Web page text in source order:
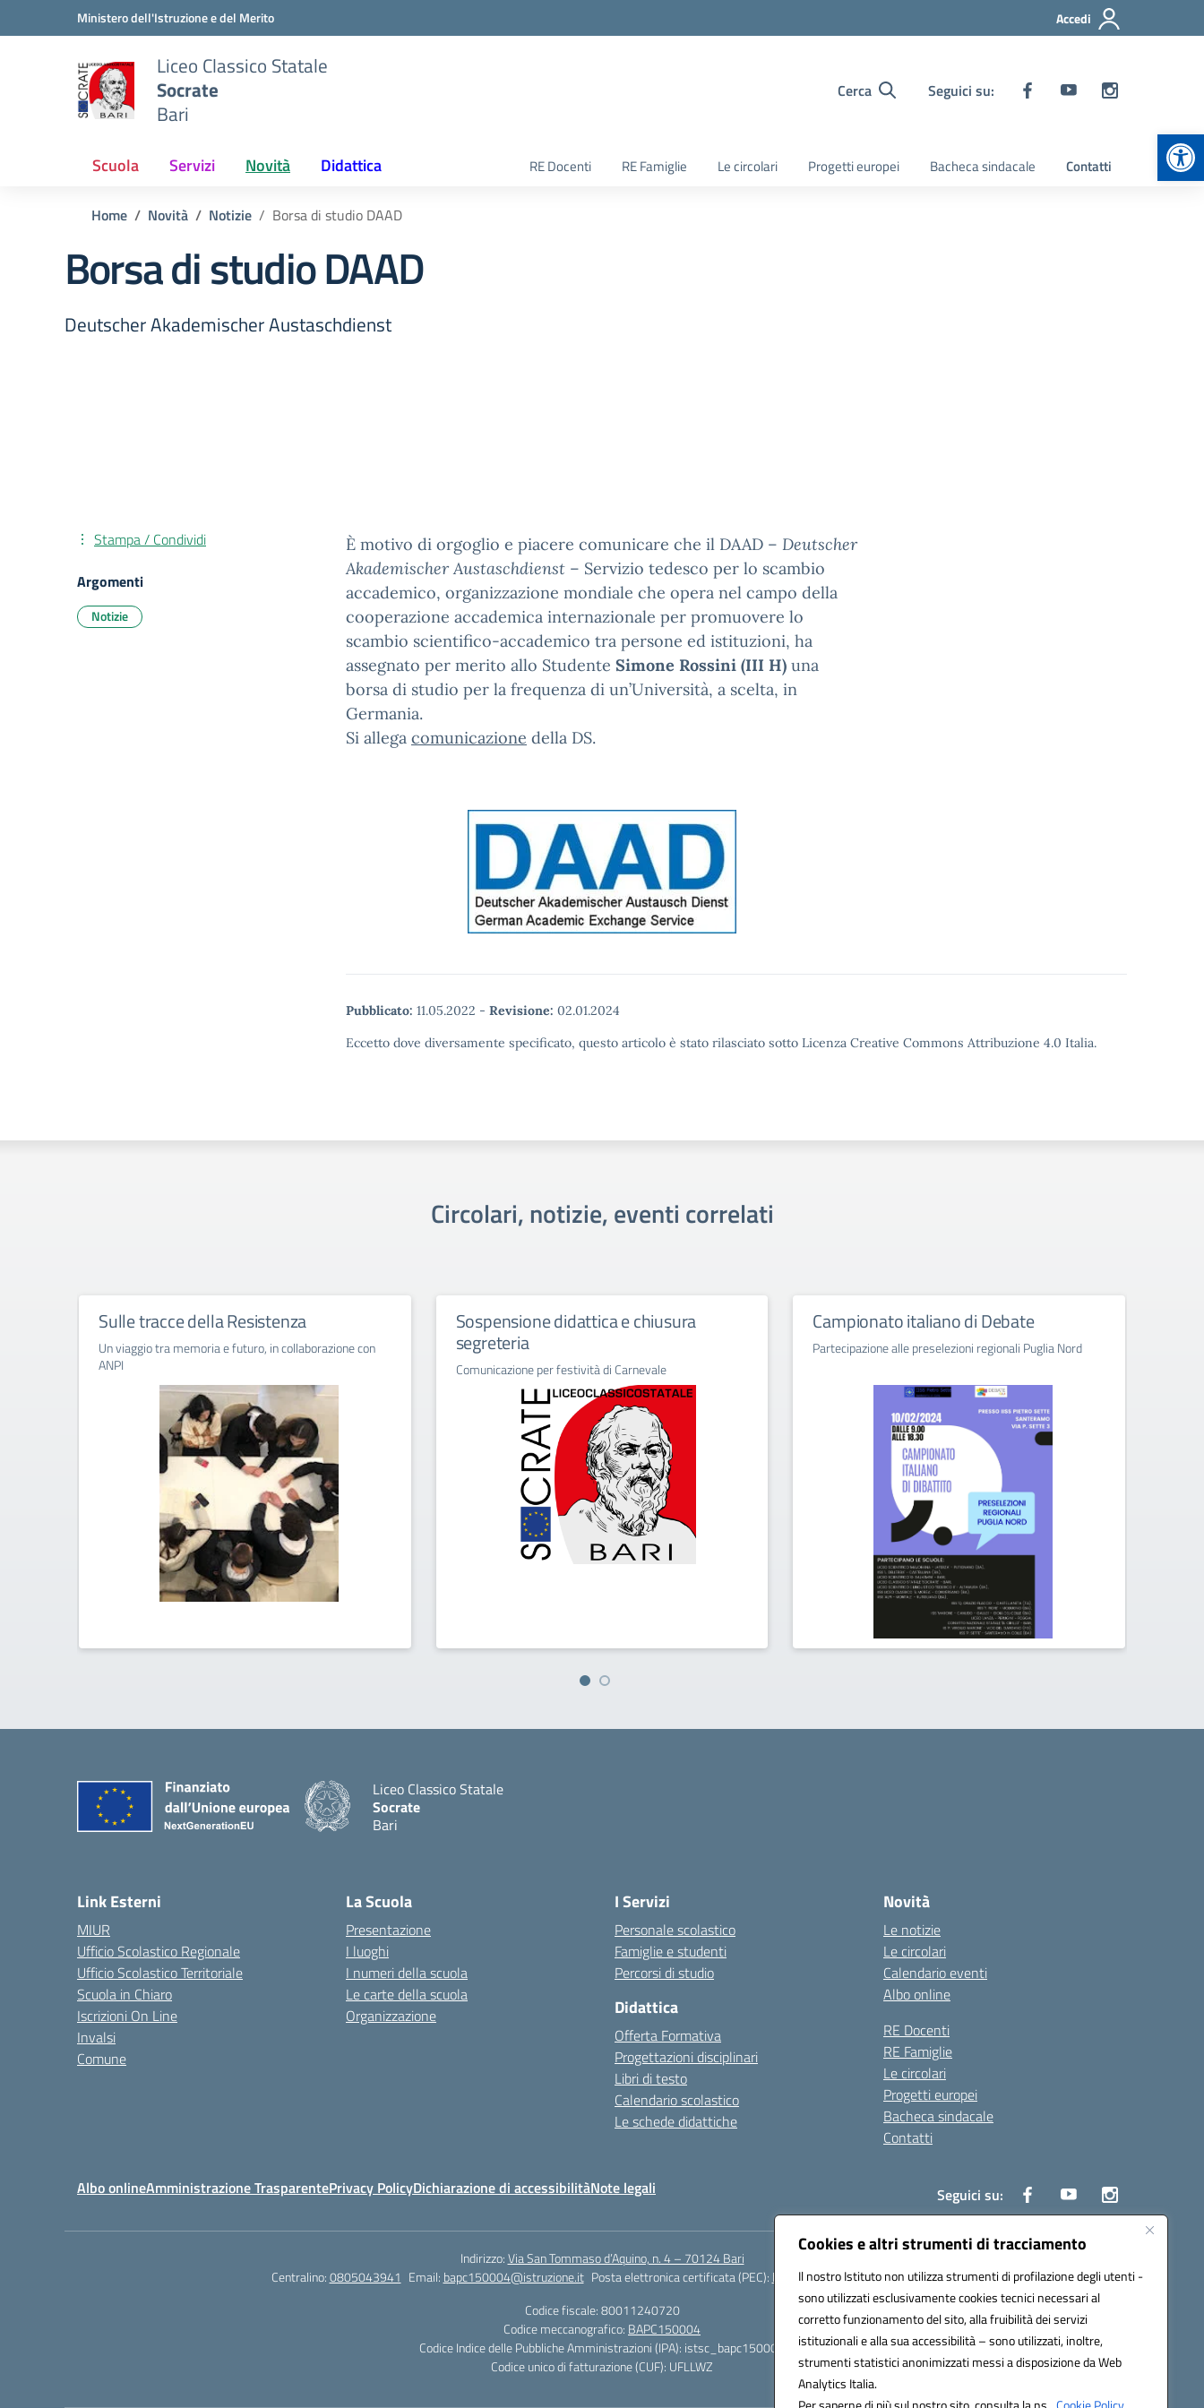
Cookies e altri strumenti di tracciamento
Il nostro Istituto non utilizza strumenti di profilazione degli utenti -
sono utilizzati esclusivamente cookies tecnici necessari al
corretto funzionamento del sito, alla fruibilità dei servizi
istituzionali e alla sua accessibilità – sono utilizzati, inoltre,
strumenti statistici anonimizzati messi a disposizione da Web
Analytics Italia.
Vai ai contenuti
Vai al menu di navigazioneMinistero dell'Istruzione e del Merito Accedi
Liceo Classico Statale
Socrate
Bari
Cerca Seguici su:
Scuola Servizi Novità Didattica RE Docenti RE Famiglie Le circolari Progetti europei Bacheca sindacale Contatti
Home Novità Notizie Borsa di studio DAAD
Borsa di studio DAAD
Deutscher Akademischer Austaschdienst
È motivo di orgoglio e piacere comunicare che il DAAD – Deutscher
Akademischer Austaschdienst – Servizio tedesco per lo scambio
accademico, organizzazione mondiale che opera nel campo della
cooperazione accademica internazionale per promuovere lo
scambio scientifico-accademico tra persone ed istituzioni, ha
assegnato per merito allo Studente Simone Rossini (III H) una
borsa di studio per la frequenza di un’Università, a scelta, in
Germania.
Si allega comunicazione della DS.
Pubblicato: 11.05.2022 - Revisione: 02.01.2024
Eccetto dove diversamente specificato, questo articolo è stato rilasciato sotto Licenza Creative Commons Attribuzione 4.0 Italia.
Stampa / Condividi
Argomenti
Notizie
Circolari, notizie, eventi correlati
Sulle tracce della Resistenza
Un viaggio tra memoria e futuro, in collaborazione con
ANPI
Sospensione didattica e chiusura
segreteria
Comunicazione per festività di Carnevale
Campionato italiano di Debate
Partecipazione alle preselezioni regionali Puglia Nord
Liceo Classico Statale
Socrate
Bari
Link Esterni
MIUR
Ufficio Scolastico Regionale
Ufficio Scolastico Territoriale
Scuola in Chiaro
Iscrizioni On Line
Invalsi
Comune
La Scuola
Presentazione
I luoghi
I numeri della scuola
Le carte della scuola
Organizzazione
I Servizi
Personale scolastico
Famiglie e studenti
Percorsi di studio
Didattica
Offerta Formativa
Progettazioni disciplinari
Libri di testo
Calendario scolastico
Le schede didattiche
Novità
Le notizie
Le circolari
Calendario eventi
Albo online
RE Docenti
RE Famiglie
Le circolari
Progetti europei
Bacheca sindacale
Contatti
Albo onlineAmministrazione TrasparentePrivacy PolicyDichiarazione di accessibilitàNote legali Seguici su:
Indirizzo:Via San Tommaso d’Aquino, n. 4 – 70124 Bari
Centralino:0805043941 Email: bapc150004@istruzione.it Posta elettronica certificata (PEC): bapc150004@pec.istruzione.it
Codice fiscale: 80011240720
Codice meccanografico: BAPC150004
Codice Indice delle Pubbliche Amministrazioni (IPA): istsc_bapc150004
Codice unico di fatturazione (CUF): UFLLWZ